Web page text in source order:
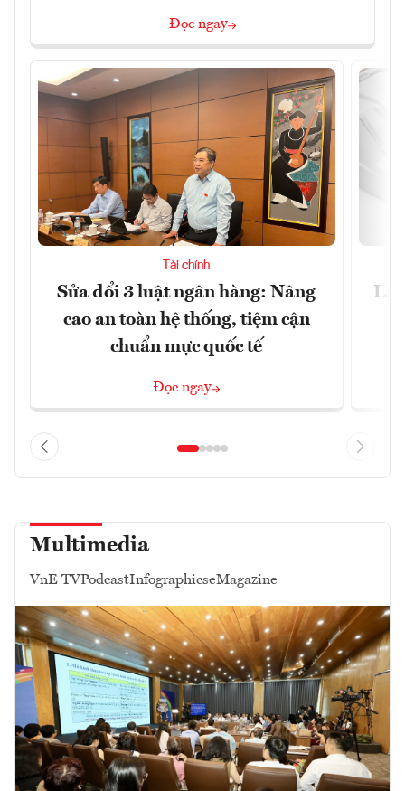
Đọc ngay
Tài chính
Sửa đổi 3 luật ngân hàng: Nâng
cao an toàn hệ thống, tiệm cận
chuẩn mực quốc tế
Đọc ngay
Lãi
Multimedia
VnE TVPodcastInfographicseMagazine